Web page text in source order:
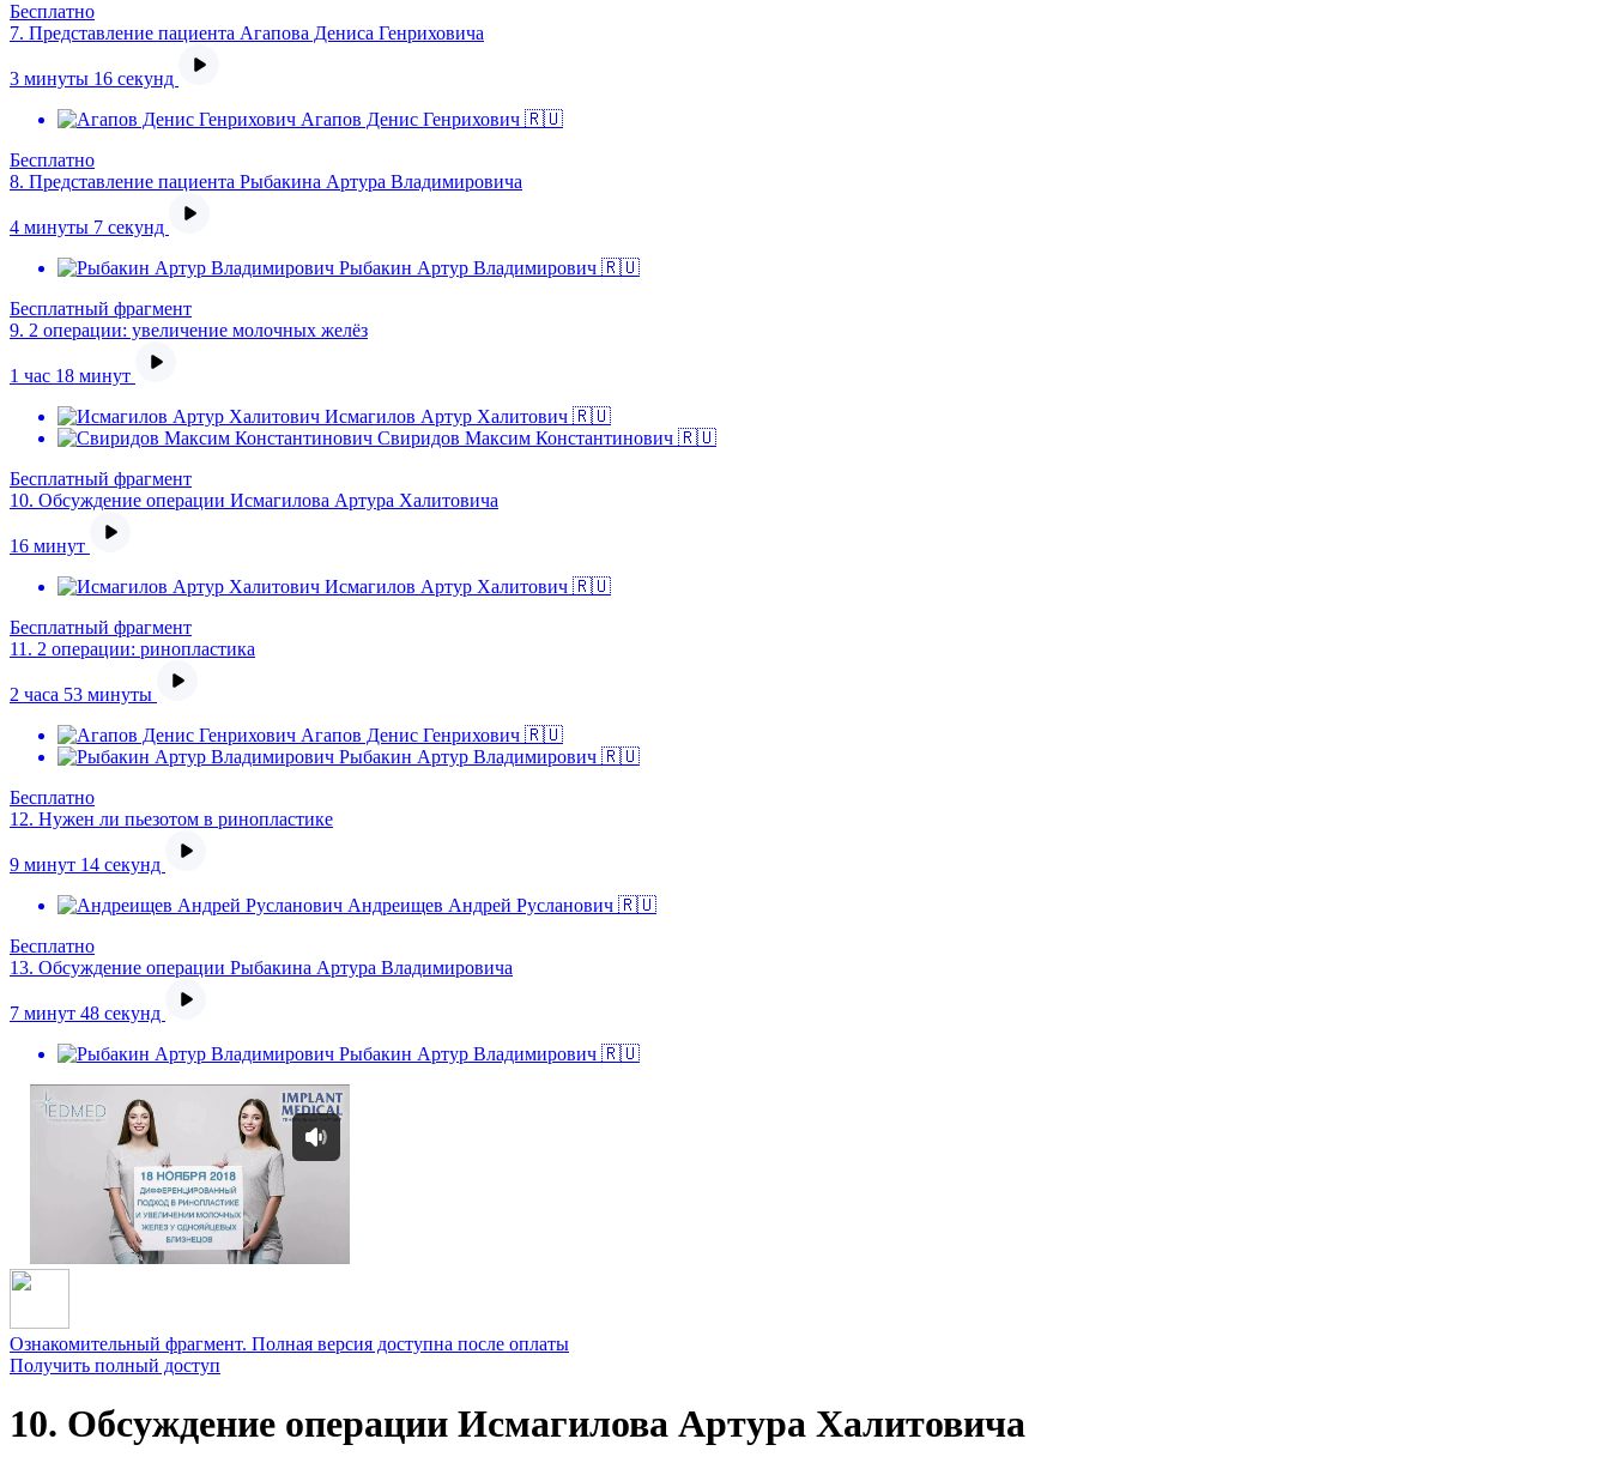
Бесплатно
7. Представление пациента Агапова Дениса Генриховича
3 минуты 16 секунд
Агапов Денис Генрихович 🇷🇺
Бесплатно
8. Представление пациента Рыбакина Артура Владимировича
4 минуты 7 секунд
Рыбакин Артур Владимирович 🇷🇺
Бесплатный фрагмент
9. 2 операции: увеличение молочных желёз
1 час 18 минут
Исмагилов Артур Халитович 🇷🇺
Свиридов Максим Константинович 🇷🇺
Бесплатный фрагмент
10. Обсуждение операции Исмагилова Артура Халитовича
16 минут
Исмагилов Артур Халитович 🇷🇺
Бесплатный фрагмент
11. 2 операции: ринопластика
2 часа 53 минуты
Агапов Денис Генрихович 🇷🇺
Рыбакин Артур Владимирович 🇷🇺
Бесплатно
12. Нужен ли пьезотом в ринопластике
9 минут 14 секунд
Андреищев Андрей Русланович 🇷🇺
Бесплатно
13. Обсуждение операции Рыбакина Артура Владимировича
7 минут 48 секунд
Рыбакин Артур Владимирович 🇷🇺
Ознакомительный фрагмент. Полная версия доступна после оплаты
Получить полный доступ
10. Обсуждение операции Исмагилова Артура Халитовича